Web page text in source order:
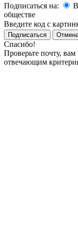
Подписаться на:
обществе
Введите код с
Подписаться
Спасибо!
Проверьте почту,
отвечающим